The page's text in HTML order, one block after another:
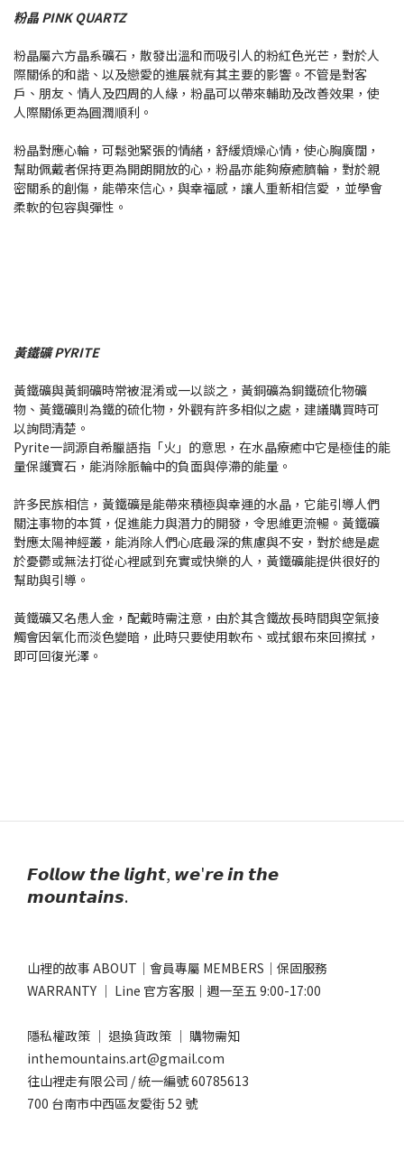
粉晶 PINK QUARTZ
粉晶屬六方晶系礦石，散發出溫和而吸引人的粉紅色光芒，對於人
際關係的和諧、以及戀愛的進展就有其主要的影響。不管是對客
戶、朋友、情人及四周的人緣，粉晶可以帶來輔助及改善效果，使
人際關係更為圓潤順利。
粉晶對應心輪，可鬆弛緊張的情緒，舒緩煩燥心情，使心胸廣闊，
幫助佩戴者保持更為開朗開放的心，粉晶亦能夠療癒臍輪，對於親
密關系的創傷，能帶來信心，與幸福感，讓人重新相信愛 ，並學會
柔軟的包容與彈性。
黃鐵礦 PYRITE
黃鐵礦與黃銅礦時常被混淆或一以談之，黃銅礦為銅鐵硫化物礦
物、黃鐵礦則為鐵的硫化物，外觀有許多相似之處，建議購買時可
以詢問清楚。
Pyrite一詞源自希臘語指「火」的意思，在水晶療癒中它是極佳的能
量保護寶石，能消除脈輪中的負面與停滯的能量。
許多民族相信，黃鐵礦是能帶來積極與幸運的水晶，它能引導人們
關注事物的本質，促進能力與潛力的開發，令思維更流暢。黃鐵礦
對應太陽神經叢，能消除人們心底最深的焦慮與不安，對於總是處
於憂鬱或無法打從心裡感到充實或快樂的人，黃鐵礦能提供很好的
幫助與引導。
黃鐵礦又名愚人金，配戴時需注意，由於其含鐵故長時間與空氣接
觸會因氧化而淡色變暗，此時只要使用軟布、或拭銀布來回擦拭，
即可回復光澤。
𝙁𝙤𝙡𝙡𝙤𝙬 𝙩𝙝𝙚 𝙡𝙞𝙜𝙝𝙩, 𝙬𝙚'𝙧𝙚 𝙞𝙣 𝙩𝙝𝙚
𝙢𝙤𝙪𝙣𝙩𝙖𝙞𝙣𝙨.
山裡的故事 ABOUT ｜ 會員專屬 MEMBERS ｜ 保固服務
WARRANTY ｜ Line 官方客服 ｜週一至五 9:00-17:00​
隱私權政策 ｜ 退換貨政策 ｜ 購物需知
inthemountains.art@gmail.com
往山裡走有限公司 / 統一編號 60785613
700 台南市中西區友愛街 52 號